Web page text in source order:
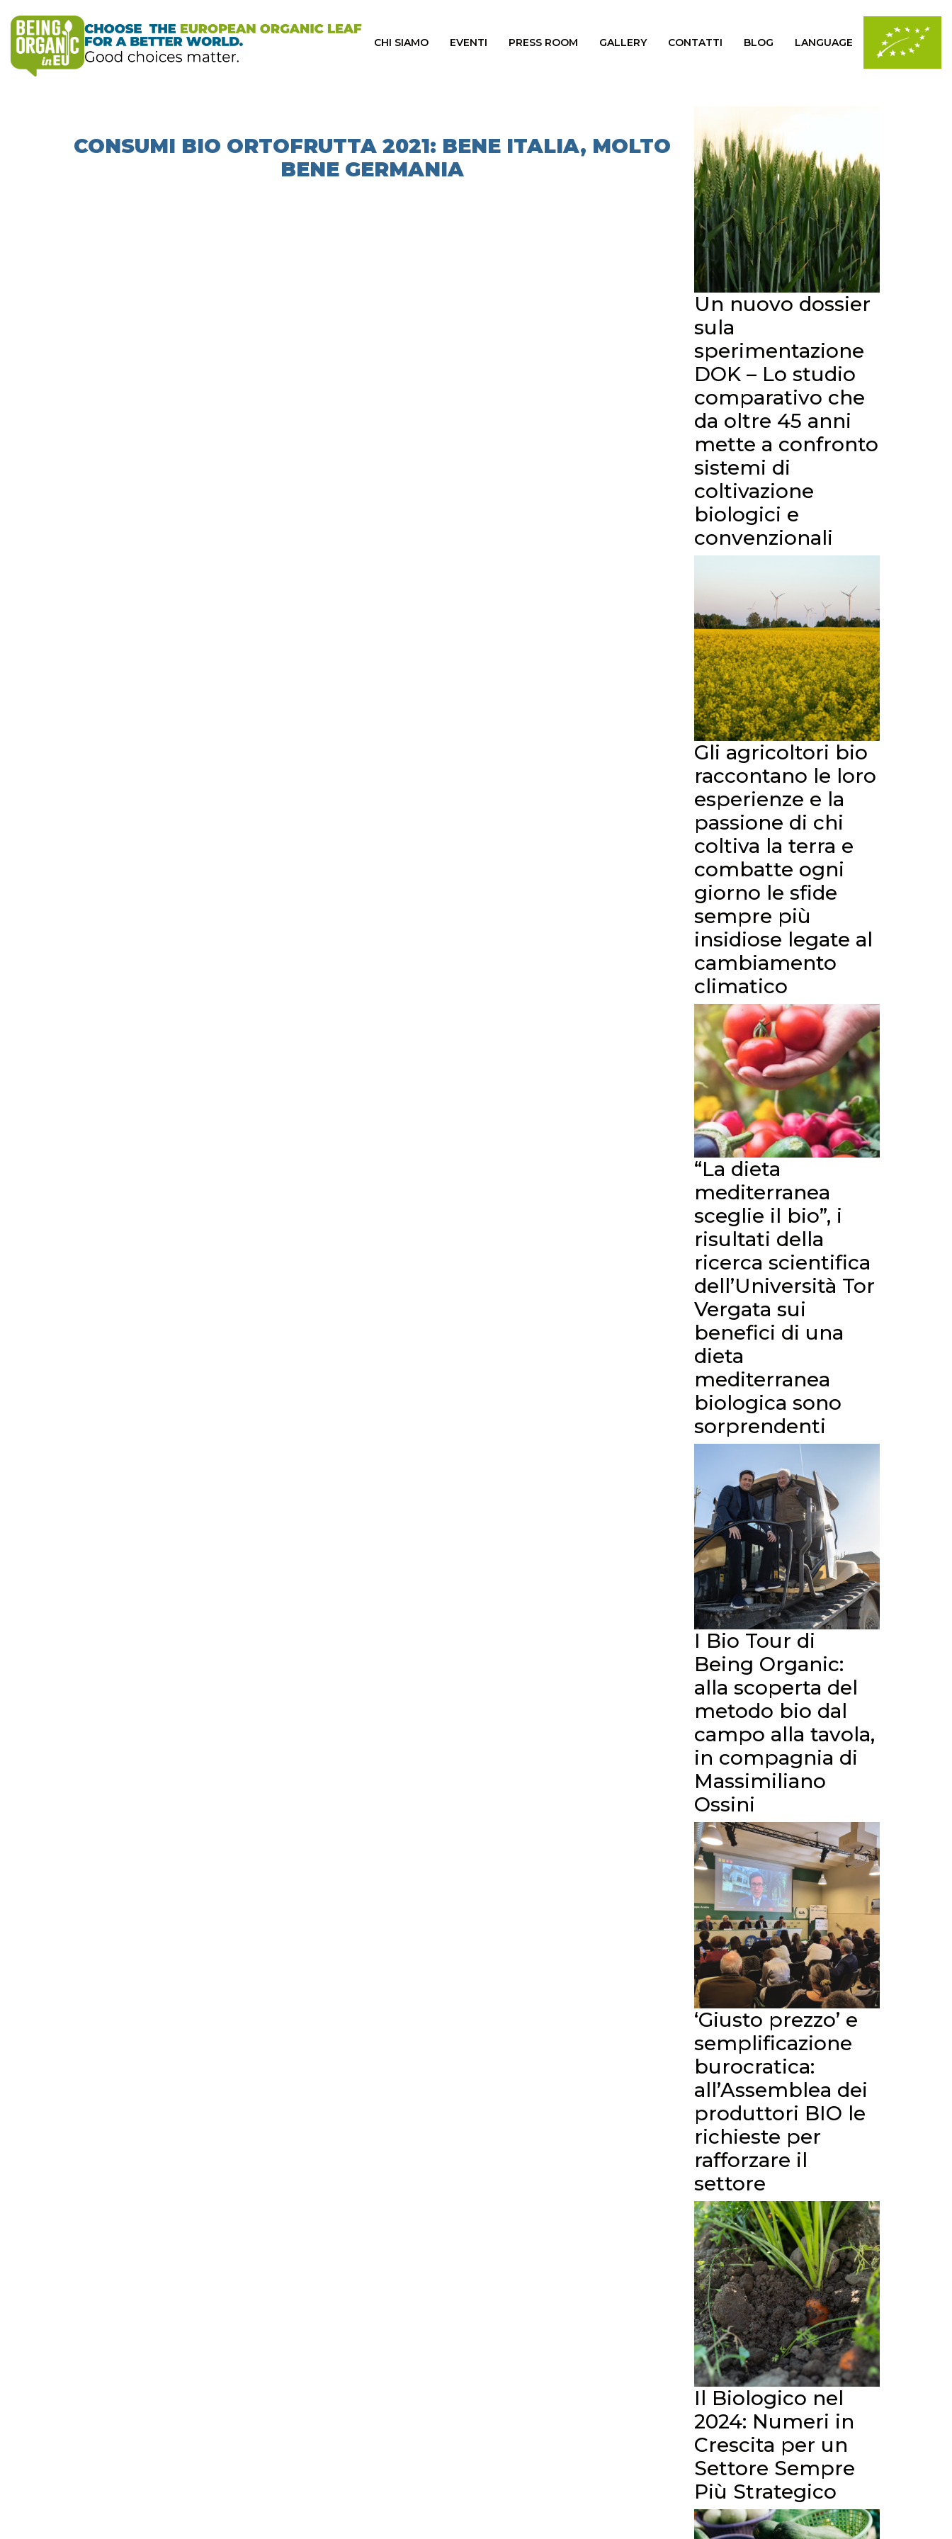
CHI SIAMO EVENTI PRESS ROOM GALLERY CONTATTI BLOG LANGUAGE
CONSUMI BIO ORTOFRUTTA 2021: BENE ITALIA, MOLTO
BENE GERMANIA
Un nuovo dossier
sula
sperimentazione
DOK – Lo studio
comparativo che
da oltre 45 anni
mette a confronto
sistemi di
coltivazione
biologici e
convenzionali
Gli agricoltori bio
raccontano le loro
esperienze e la
passione di chi
coltiva la terra e
combatte ogni
giorno le sfide
sempre più
insidiose legate al
cambiamento
climatico
“La dieta
mediterranea
sceglie il bio”, i
risultati della
ricerca scientifica
dell’Università Tor
Vergata sui
benefici di una
dieta
mediterranea
biologica sono
sorprendenti
I Bio Tour di
Being Organic:
alla scoperta del
metodo bio dal
campo alla tavola,
in compagnia di
Massimiliano
Ossini
‘Giusto prezzo’ e
semplificazione
burocratica:
all’Assemblea dei
produttori BIO le
richieste per
rafforzare il
settore
Il Biologico nel
2024: Numeri in
Crescita per un
Settore Sempre
Più Strategico